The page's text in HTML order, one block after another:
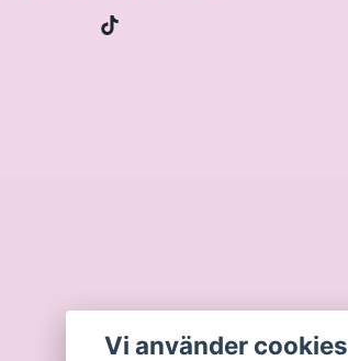
Vi använder cookies